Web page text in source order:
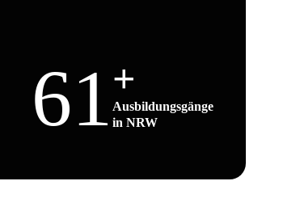
61+
Ausbildungsgänge
in NRW